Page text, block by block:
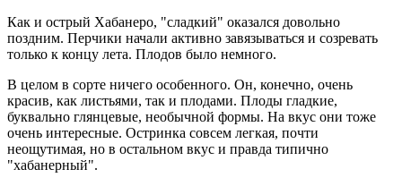
Как и острый Хабанеро, "сладкий" оказался довольно
поздним. Перчики начали активно завязываться и созревать
только к концу лета. Плодов было немного.
В целом в сорте ничего особенного. Он, конечно, очень
красив, как листьями, так и плодами. Плоды гладкие,
буквально глянцевые, необычной формы. На вкус они тоже
очень интересные. Остринка совсем легкая, почти
неощутимая, но в остальном вкус и правда типично
"хабанерный".